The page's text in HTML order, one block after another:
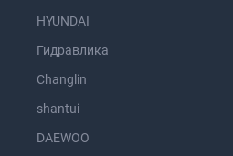
HYUNDAI
Гидравлика
Changlin
shantui
DAEWOO